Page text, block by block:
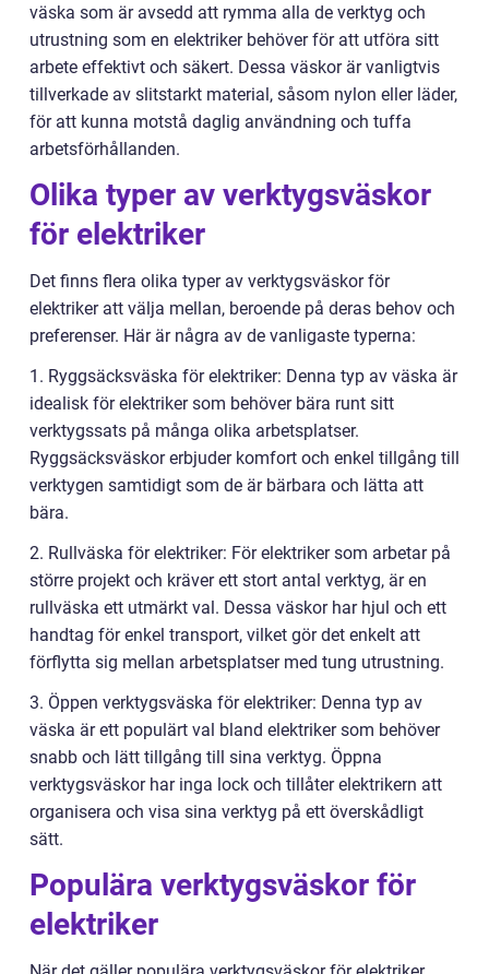
väska som är avsedd att rymma alla de verktyg och
utrustning som en elektriker behöver för att utföra sitt
arbete effektivt och säkert. Dessa väskor är vanligtvis
tillverkade av slitstarkt material, såsom nylon eller läder,
för att kunna motstå daglig användning och tuffa
arbetsförhållanden.
Olika typer av verktygsväskor
för elektriker
Det finns flera olika typer av verktygsväskor för
elektriker att välja mellan, beroende på deras behov och
preferenser. Här är några av de vanligaste typerna:
1. Ryggsäcksväska för elektriker: Denna typ av väska är
idealisk för elektriker som behöver bära runt sitt
verktygssats på många olika arbetsplatser.
Ryggsäcksväskor erbjuder komfort och enkel tillgång till
verktygen samtidigt som de är bärbara och lätta att
bära.
2. Rullväska för elektriker: För elektriker som arbetar på
större projekt och kräver ett stort antal verktyg, är en
rullväska ett utmärkt val. Dessa väskor har hjul och ett
handtag för enkel transport, vilket gör det enkelt att
förflytta sig mellan arbetsplatser med tung utrustning.
3. Öppen verktygsväska för elektriker: Denna typ av
väska är ett populärt val bland elektriker som behöver
snabb och lätt tillgång till sina verktyg. Öppna
verktygsväskor har inga lock och tillåter elektrikern att
organisera och visa sina verktyg på ett överskådligt
sätt.
Populära verktygsväskor för
elektriker